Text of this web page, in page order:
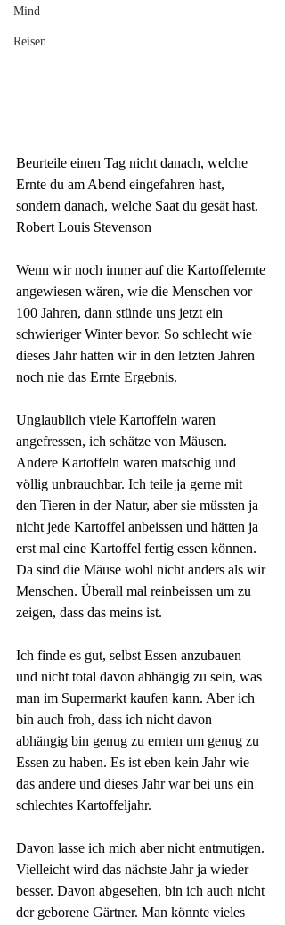
Mind
Reisen
Beurteile einen Tag nicht danach, welche
Ernte du am Abend eingefahren hast,
sondern danach, welche Saat du gesät hast.
Robert Louis Stevenson
Wenn wir noch immer auf die Kartoffelernte
angewiesen wären, wie die Menschen vor
100 Jahren, dann stünde uns jetzt ein
schwieriger Winter bevor. So schlecht wie
dieses Jahr hatten wir in den letzten Jahren
noch nie das Ernte Ergebnis.
Unglaublich viele Kartoffeln waren
angefressen, ich schätze von Mäusen.
Andere Kartoffeln waren matschig und
völlig unbrauchbar. Ich teile ja gerne mit
den Tieren in der Natur, aber sie müssten ja
nicht jede Kartoffel anbeissen und hätten ja
erst mal eine Kartoffel fertig essen können.
Da sind die Mäuse wohl nicht anders als wir
Menschen. Überall mal reinbeissen um zu
zeigen, dass das meins ist.
Ich finde es gut, selbst Essen anzubauen
und nicht total davon abhängig zu sein, was
man im Supermarkt kaufen kann. Aber ich
bin auch froh, dass ich nicht davon
abhängig bin genug zu ernten um genug zu
Essen zu haben. Es ist eben kein Jahr wie
das andere und dieses Jahr war bei uns ein
schlechtes Kartoffeljahr.
Davon lasse ich mich aber nicht entmutigen.
Vielleicht wird das nächste Jahr ja wieder
besser. Davon abgesehen, bin ich auch nicht
der geborene Gärtner. Man könnte vieles